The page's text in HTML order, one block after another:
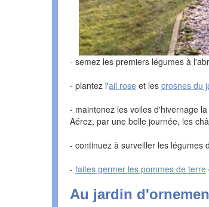
- semez les premiers légumes à
- plantez l'ail rose et les crosnes du
- maintenez les voiles d'hivernage
Aérez, par une belle journée, les
- continuez à surveiller les légumes
- faites germer les pommes de terre
Au jardin